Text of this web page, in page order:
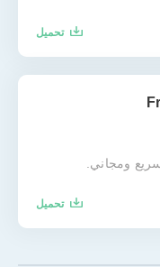
تحميل
ومجاني.
تحميل